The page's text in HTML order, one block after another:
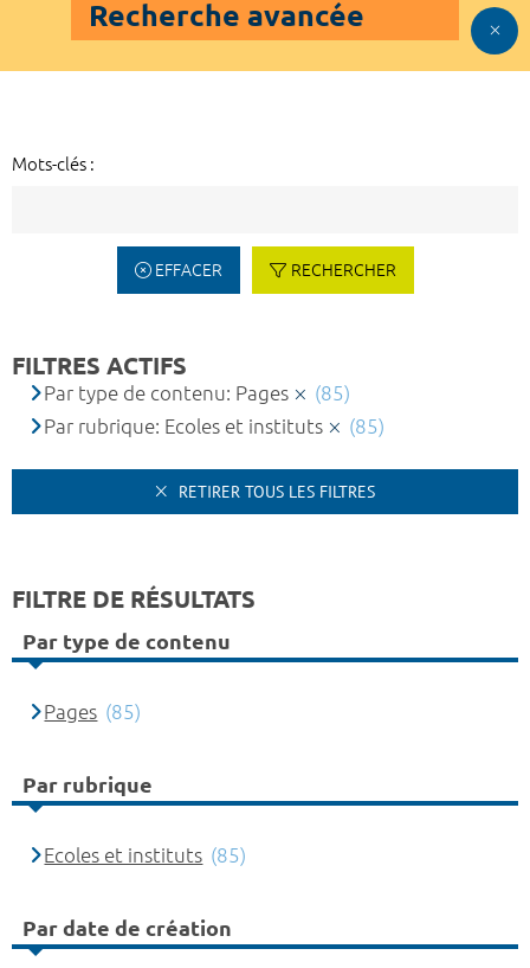
Recherche avancée
Mots-clés :
EFFACER RECHERCHER
FILTRES ACTIFS
Par type de contenu: Pages
(85)
Par rubrique: Ecoles et instituts
(85)
RETIRER TOUS LES FILTRES
FILTRE DE RÉSULTATS
Par type de contenu
Pages (85)
Par rubrique
Ecoles et instituts (85)
Par date de création